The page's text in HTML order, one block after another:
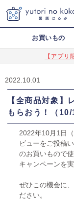
お買いもの
【アプ
2022.10.01
【全商品対象】
もらおう！（10/
2022年10月1日
ビューをご投稿
のお買いもので
キャンペーンを実
ぜひこの機会に
ださい。